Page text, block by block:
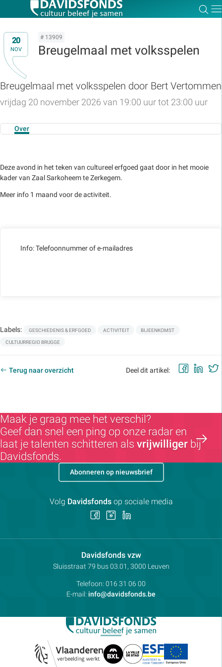
20
NOV
# 13909
Breugelmaal met volksspelen
Breugelmaal met volksspelen door Bert Vertommen
vrijdag 20 november 2026 van 19:00 uur tot 23:00 uur
Over
Deze avond in het teken van cultureel erfgoed gaat door in het mooie
kader van Zaal Sarkoheem te Zerkegem.
Meer info 1 maand voor de activiteit.
Info: Telefoonnummer of e-mailadres
Labels: GESCHIEDENIS & ERFGOED ACTIVITEIT BIJEENKOMST
CULTUURREGIO BRUGGE
Terug naar overzicht Deel dit artikel:
Maak je graag mee het verschil?
Geef dan snel een ping op onze radar en
laat je talenten schitteren als vrijwilliger bij
Davidsfonds.
Davidsfonds vzwContactpersoon:
Adres:
Sluisstraat 79 bus 03.01, 3000 Leuven
Telefoon: 016 31 06 00
E-mail: info@davidsfonds.be
Abonneren op nieuwsbrief
Volg Davidsfondsop sociale media
Volg Volg
Zoek:
Zoeken